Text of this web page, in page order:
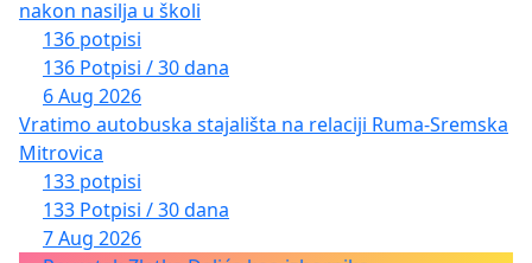
nakon nasilja u školi
136 potpisi
136 Potpisi / 30 dana
6 Aug 2026
Vratimo autobuska stajališta na relaciji Ruma-Sremska
Mitrovica
133 potpisi
133 Potpisi / 30 dana
7 Aug 2026